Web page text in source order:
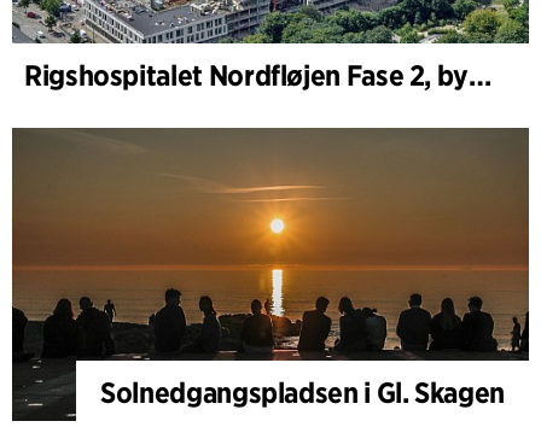
Rigshospitalet Nordfløjen Fase 2, byggherrerådgivning
Solnedgangspladsen i Gl. Skagen